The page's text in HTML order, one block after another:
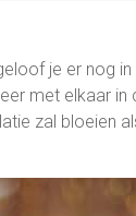
je er nog
met elkaar
zal bloeien